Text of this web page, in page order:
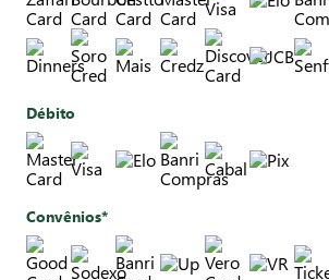
Débito
Convênios*